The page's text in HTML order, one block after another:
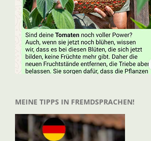
MEINE TIPPS IN FREMDSPRACHEN!